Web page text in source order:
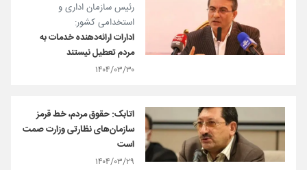
رئیس سازمان اداری و
استخدامی کشور:
ادارات ارائه‌دهنده خدمات به
مردم تعطیل نیستند
۱۴۰۴/۰۳/۳۰
اتابک: حقوق مردم، خط قرمز
سازمان‌های نظارتی وزارت صمت
است
۱۴۰۴/۰۳/۲۹